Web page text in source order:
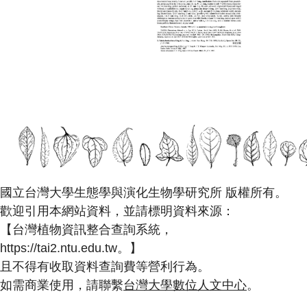
國立台灣大學生態學與演化生物學研究所 版權所有。
歡迎引用本網站資料，並請標明資料來源：
【台灣植物資訊整合查詢系統，
https://tai2.ntu.edu.tw。】
且不得有收取資料查詢費等營利行為。
如需商業使用，請聯繫台灣大學數位人文中心。